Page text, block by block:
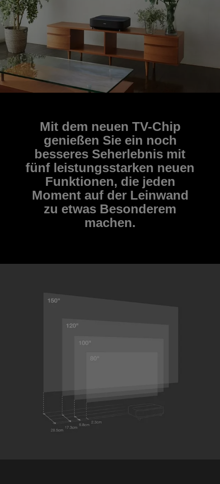
Mit dem neuen TV-Chip
genießen Sie ein noch
besseres Seherlebnis mit
fünf leistungsstarken neuen
Funktionen, die jeden
Moment auf der Leinwand
zu etwas Besonderem
machen.